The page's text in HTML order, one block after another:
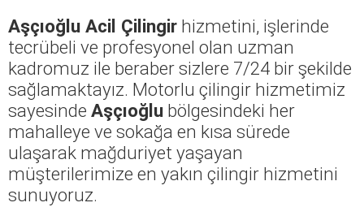
Aşçıoğlu Acil Çilingir hizmetini, işlerinde
tecrübeli ve profesyonel olan uzman
kadromuz ile beraber sizlere 7/24 bir şekilde
sağlamaktayız. Motorlu çilingir hizmetimiz
sayesinde Aşçıoğlu bölgesindeki her
mahalleye ve sokağa en kısa sürede
ulaşarak mağduriyet yaşayan
müşterilerimize en yakın çilingir hizmetini
sunuyoruz.